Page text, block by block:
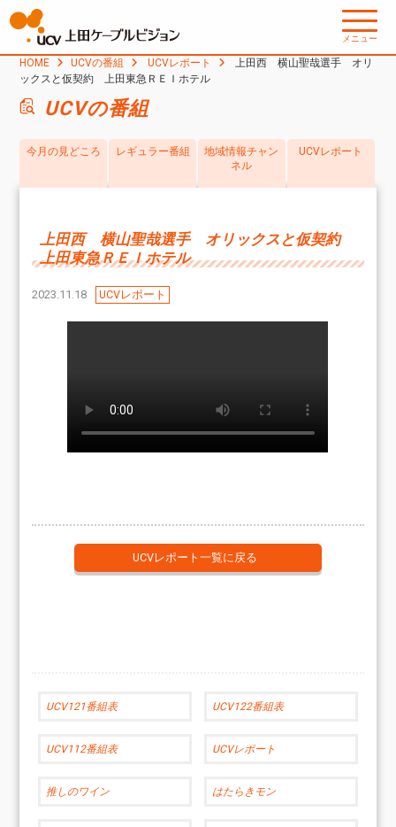
メニュー
HOME UCVの番組 UCVレポート
上田西 横山聖哉選手 オリ
ックスと仮契約 上田東急ＲＥＩホテル
UCVの番組
今月の見どころ レギュラー番組
地域情報チャン
ネル
UCVレポート
上田西 横山聖哉選手 オリックスと仮契約
上田東急ＲＥＩホテル
2023.11.18 UCVレポート
UCVレポート一覧に戻る
UCV121番組表 UCV122番組表
UCV112番組表 UCVレポート
推しのワイン はたらきモン